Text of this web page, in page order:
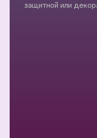
защитной или